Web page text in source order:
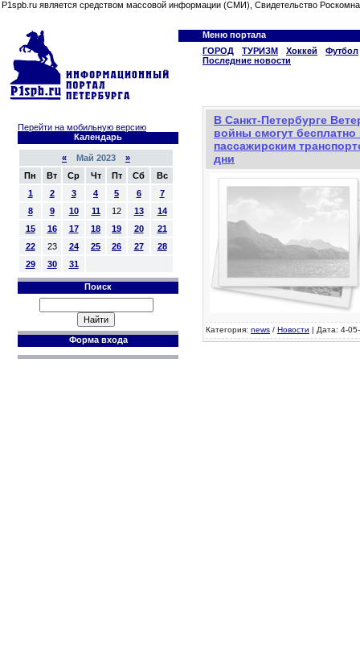
P1spb.ru является средством массовой информации (СМИ), Свидетельство
Меню портала
ГОРОД
ТУРИЗМ Хоккей
Футбол
Последние новости
Перейти на мобильную версию
Календарь
« Май 2023 »
Пн
Вт Ср Чт Пт Сб
Вс
1
2 3 4 5 6
7
8
9 10 11 12 13
14
15
16 17 18 19 20
21
22
23 24 25 26 27
28
29
30 31
Поиск
Форма входа
В Санкт-Петербурге
войны смогут
пассажирским
дни
Категория: news / Новости | Дата: 4-